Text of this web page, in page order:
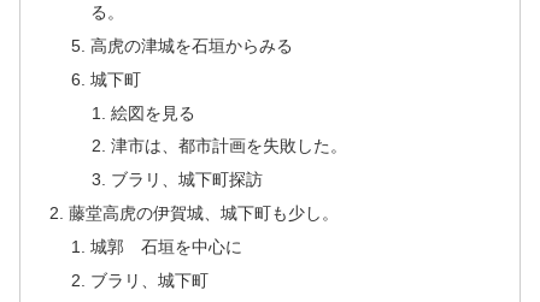
る。
高虎の津城を石垣からみる
城下町
絵図を見る
津市は、都市計画を失敗した。
ブラリ、城下町探訪
藤堂高虎の伊賀城、城下町も少し。
城郭 石垣を中心に
ブラリ、城下町